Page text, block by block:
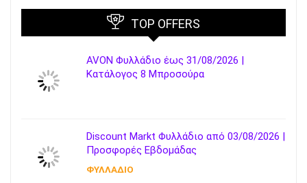
TOP OFFERS
AVON Φυλλάδιο έως 31/08/2026 |
Κατάλογος 8 Μπροσούρα
Discount Markt Φυλλάδιο από 03/08/2026 |
Προσφορές Εβδομάδας
ΦΥΛΛΑΔΙΟ